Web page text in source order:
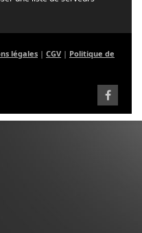
légales | CGV | Politique de